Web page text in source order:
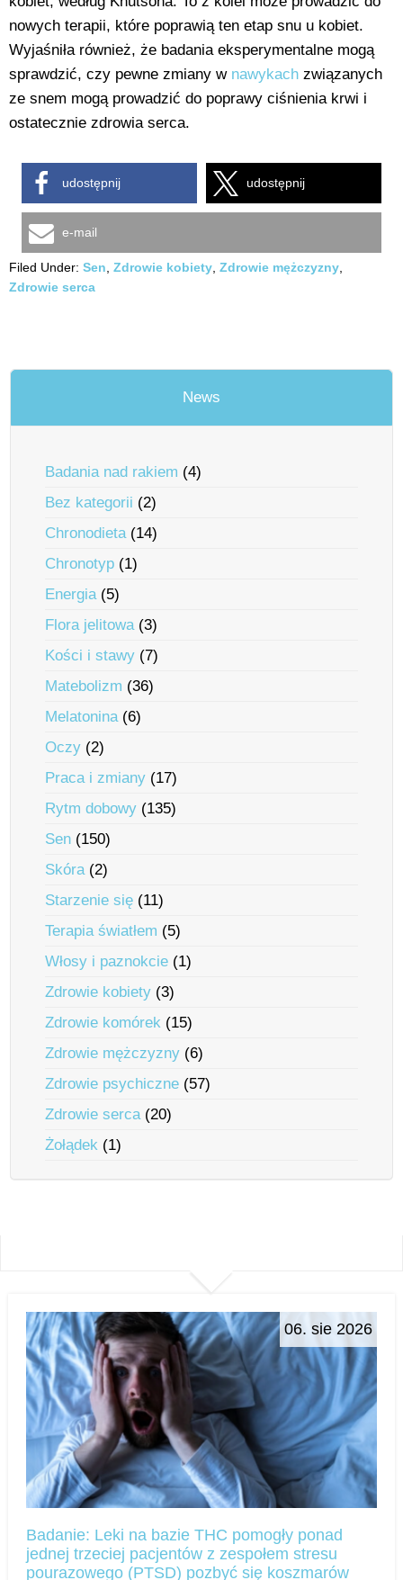
nowych terapii, które poprawią ten etap snu u kobiet.
Wyjaśniła również, że badania eksperymentalne mogą
sprawdzić, czy pewne zmiany w nawykach związanych
ze snem mogą prowadzić do poprawy ciśnienia krwi i
ostatecznie zdrowia serca.
udostępnij udostępnij
e-mail
Filed Under: Sen Zdrowie kobiety Zdrowie mężczyzny
Zdrowie serca
News
Badania nad rakiem (4)
Bez kategorii (2)
Chronodieta(14)
Chronotyp (1)
Energia(5)
Flora jelitowa(3)
Kości i stawy (7)
Matebolizm (36)
Melatonina(6)
Oczy (2)
Praca i zmiany (17)
Rytm dobowy (135)
Sen (150)
Skóra(2)
Starzenie się (11)
Terapia światłem (5)
Włosy i paznokcie (1)
Zdrowie kobiety (3)
Zdrowie komórek (15)
Zdrowie mężczyzny (6)
Zdrowie psychiczne (57)
Zdrowie serca(20)
Żołądek (1)
06. sie 2026
Badanie: Leki na bazie THC pomogły ponad
jednej trzeciej pacjentów z zespołem stresu
pourazowego (PTSD) pozbyć się koszmarów